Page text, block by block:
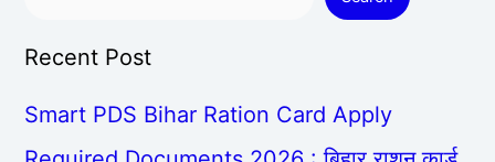
Recent Post
Smart PDS Bihar Ration Card Apply